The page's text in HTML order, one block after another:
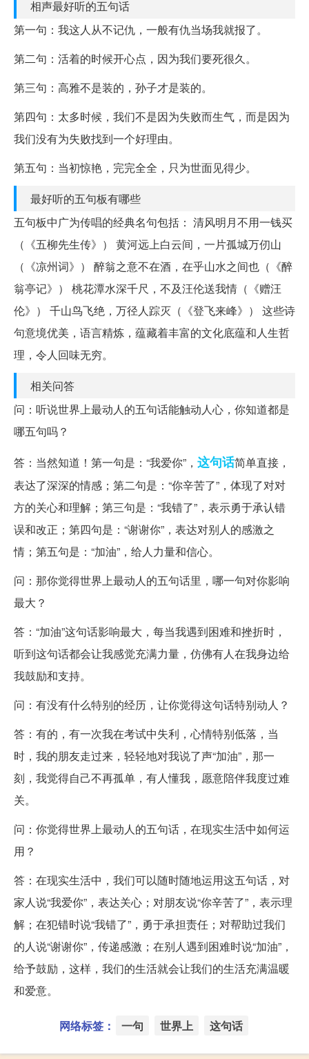
相声最好听的五句话
第一句：我这人从不记仇，一般有仇当场我就报了。
第二句：活着的时候开心点，因为我们要死很久。
第三句：高雅不是装的，孙子才是装的。
第四句：太多时候，我们不是因为失败而生气，而是因为
我们没有为失败找到一个好理由。
第五句：当初惊艳，完完全全，只为世面见得少。
最好听的五句板有哪些
五句板中广为传唱的经典名句包括： 清风明月不用一钱买
（《五柳先生传》） 黄河远上白云间，一片孤城万仞山
（《凉州词》） 醉翁之意不在酒，在乎山水之间也（《醉
翁亭记》） 桃花潭水深千尺，不及汪伦送我情（《赠汪
伦》） 千山鸟飞绝，万径人踪灭（《登飞来峰》） 这些诗
句意境优美，语言精炼，蕴藏着丰富的文化底蕴和人生哲
理，令人回味无穷。
相关问答
问：听说世界上最动人的五句话能触动人心，你知道都是
哪五句吗？
答：当然知道！第一句是：“我爱你”， 这句话简单直接，
表达了深深的情感；第二句是：“你辛苦了”，体现了对对
方的关心和理解；第三句是：“我错了”，表示勇于承认错
误和改正；第四句是：“谢谢你”，表达对别人的感激之
情；第五句是：“加油”，给人力量和信心。
问：那你觉得世界上最动人的五句话里，哪一句对你影响
最大？
答：“加油”这句话影响最大，每当我遇到困难和挫折时，
听到这句话都会让我感觉充满力量，仿佛有人在我身边给
我鼓励和支持。
问：有没有什么特别的经历，让你觉得这句话特别动人？
答：有的，有一次我在考试中失利，心情特别低落，当
时，我的朋友走过来，轻轻地对我说了声“加油”，那一
刻，我觉得自己不再孤单，有人懂我，愿意陪伴我度过难
关。
问：你觉得世界上最动人的五句话，在现实生活中如何运
用？
答：在现实生活中，我们可以随时随地运用这五句话，对
家人说“我爱你”，表达关心；对朋友说“你辛苦了”，表示理
解；在犯错时说“我错了”，勇于承担责任；对帮助过我们
的人说“谢谢你”，传递感激；在别人遇到困难时说“加油”，
给予鼓励，这样，我们的生活就会让我们的生活充满温暖
和爱意。
网络标签： 一句 世界上 这句话